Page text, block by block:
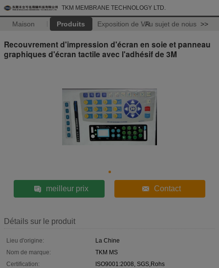
TKM MEMBRANE TECHNOLOGY LTD.
Maison Produits Exposition de VRAu sujet de nous >>
Recouvrement d'impression d'écran en soie et panneau
graphiques d'écran tactile avec l'adhésif de 3M
meilleur prix Contact
Détails sur le produit
Lieu d'origine:
La Chine
Nom de marque:
TKM MS
Certification:
ISO9001:2008, SGS,Rohs